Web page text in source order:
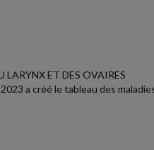
LARYNX ET DES OVAIRES
a créé le tableau des